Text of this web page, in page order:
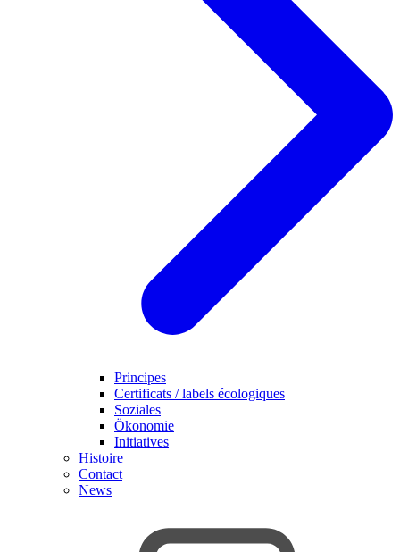
Principes
Certificats / labels écologiques
Soziales
Ökonomie
Initiatives
Histoire
Contact
News